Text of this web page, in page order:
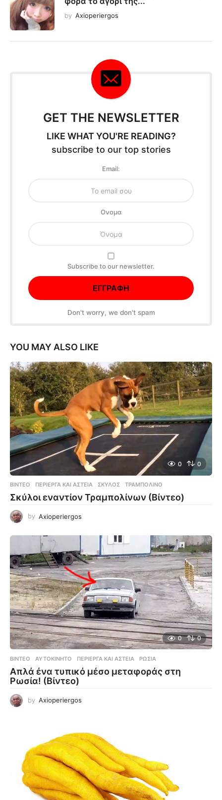
by Axioperiergos
GET THE NEWSLETTER
LIKE WHAT YOU'RE READING?
subscribe to our top stories
Email:
Oνομα
Subscribe to our newsletter.
Don't worry, we don't spam
YOU MAY ALSO LIKE
0 0
ΒΊΝΤΕΟ ΠΕΡΊΕΡΓΑ ΚΑΙ ΑΣΤΕΊΑ ,ΣΚΎΛΟΣ ,ΤΡΑΜΠΟΛΊΝΟ
Σκύλοι εναντίον Τραμπολίνων (Βίντεο)
by Axioperiergos
0 0
ΒΊΝΤΕΟ ΑΥΤΟΚΊΝΗΤΟ ,ΠΕΡΊΕΡΓΑ ΚΑΙ ΑΣΤΕΊΑ ,ΡΩΣΊΑ
Απλά ένα τυπικό μέσο μεταφοράς στη
Ρωσία! (Βίντεο)
by Axioperiergos